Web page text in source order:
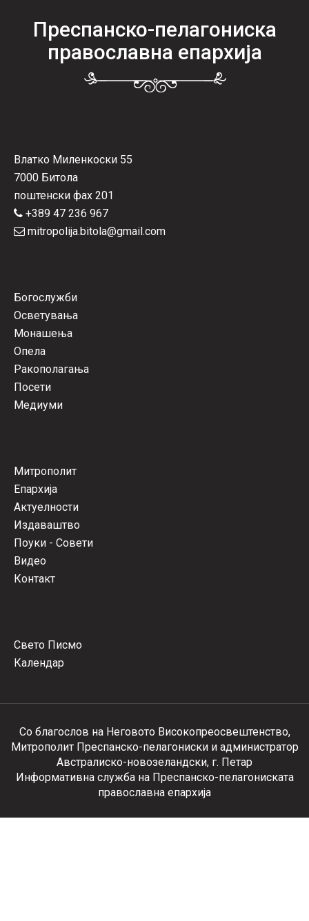
Преспанско-пелагониска
православна епархија
Влатко Миленкоски 55
7000 Битола
поштенски фах 201
+389 47 236 967
mitropolija.bitola@gmail.com
Богослужби
Осветувања
Монашења
Опела
Ракополагања
Посети
Медиуми
Митрополит
Епархија
Актуелности
Издаваштво
Поуки - Совети
Видео
Контакт
Свето Писмо
Календар
Со благослов на Неговото Високопреосвештенство,
Митрополит Преспанско-пелагониски и администратор
Австралиско-новозеландски, г. Петар
Информативна служба на Преспанско-пелагониската
православна епархија